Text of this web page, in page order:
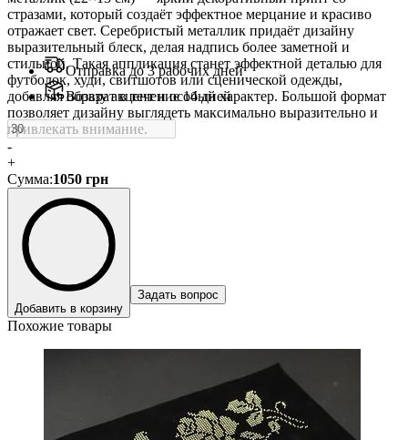
стразами, который создаёт эффектное мерцание и красиво
отражает свет. Серебристый металлик придаёт дизайну
выразительный блеск, делая надпись более заметной и
стильной. Такая аппликация станет эффектной деталью для
футболок, худи, свитшотов или сценической одежды,
добавляя образу акцент и особый характер. Большой формат
позволяет дизайну выглядеть максимально выразительно и
привлекать внимание.
Отправка до 3 рабочих дней
Возврат в течение 14 дней
-
+
Сумма:1050 грн
Добавить в корзину
Задать вопрос
Похожие товары